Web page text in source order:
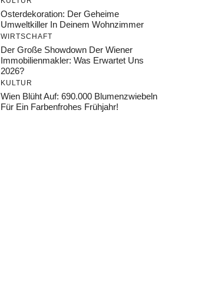
Osterdekoration: Der Geheime
Umweltkiller In Deinem Wohnzimmer
WIRTSCHAFT
Der Große Showdown Der Wiener
Immobilienmakler: Was Erwartet Uns
2026?
KULTUR
Wien Blüht Auf: 690.000 Blumenzwiebeln
Für Ein Farbenfrohes Frühjahr!